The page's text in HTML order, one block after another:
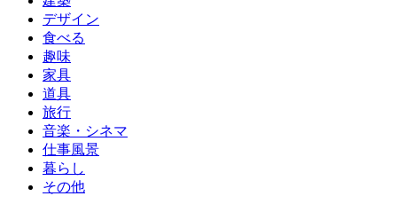
デザイン
食べる
趣味
家具
道具
旅行
音楽・シネマ
仕事風景
暮らし
その他